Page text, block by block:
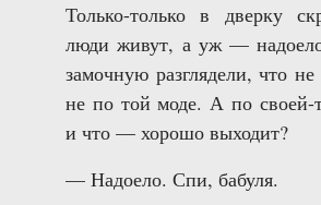
Только-только в дверку
люди живут, а уж —
замочную разглядели, что
не по той моде. А по своей-
и что — хорошо выходит?
— Надоело. Спи, бабуля.